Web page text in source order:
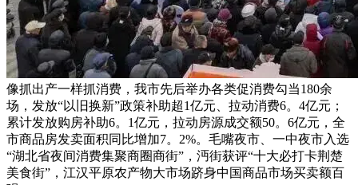
像抓出产一样抓消费，我市先后举办各类促消费勾当180余
场，发放“以旧换新”政策补助超1亿元、拉动消费6。4亿元；
累计发放购房补助6。1亿元，拉动房源成交额50。6亿元，全
市商品房发卖面积同比增加7。2%。毛嘴夜市、一中夜市入选
“湖北省夜间消费集聚商圈商街”，沔街获评“十大必打卡荆楚
美食街”，江汉平原农产物大市场跻身中国商品市场买卖额百